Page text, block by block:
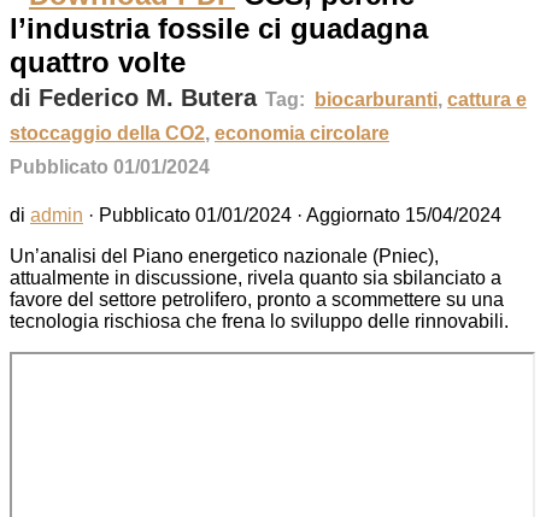
l’industria fossile ci guadagna
quattro volte
di Federico M. Butera Tag: biocarburanti, cattura e
stoccaggio della CO2, economia circolare
Pubblicato 01/01/2024
di admin · Pubblicato 01/01/2024 · Aggiornato 15/04/2024
Un’analisi del Piano energetico nazionale (Pniec),
attualmente in discussione, rivela quanto sia sbilanciato a
favore del settore petrolifero, pronto a scommettere su una
tecnologia rischiosa che frena lo sviluppo delle rinnovabili.